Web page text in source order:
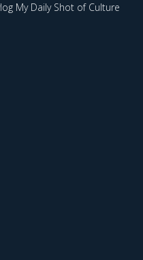
My Daily Shot of Culture